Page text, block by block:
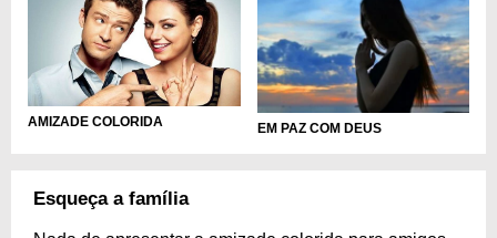
AMIZADE COLORIDA EM PAZ COM DEUS
Esqueça a família